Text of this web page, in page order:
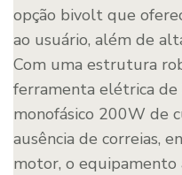
opção bivolt que
ao usuário, além de
Com uma estrutura
ferramenta elétrica
monofásico 200W de
ausência de correias,
motor, o equipamento